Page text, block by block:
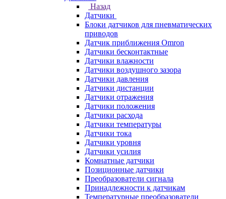
Назад
Датчики
Блоки датчиков для пневматических
приводов
Датчик приближения Omron
Датчики бесконтактные
Датчики влажности
Датчики воздушного зазора
Датчики давления
Датчики дистанции
Датчики отражения
Датчики положения
Датчики расхода
Датчики температуры
Датчики тока
Датчики уровня
Датчики усилия
Комнатные датчики
Позиционные датчики
Преобразователи сигнала
Принадлежности к датчикам
Температурные преобразователи